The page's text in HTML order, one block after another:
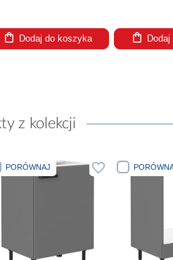
Dodaj do koszyka
z kolekcji
PORÓWNAJ